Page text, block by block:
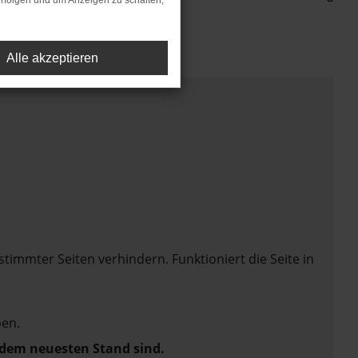
Seiten verhindern. Funktioniert die Seite in
neuesten Stand sind.
Alle akzeptieren